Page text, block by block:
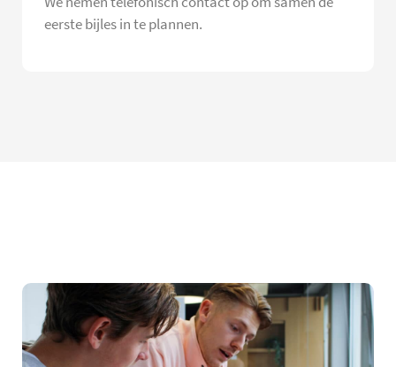
eerste bijles in te plannen.